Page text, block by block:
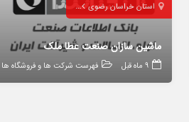
استان خراسان رضوی سبزوار
ماشین سازان صنعت عطا ملک
9 ماه قبل فهرست شرکت ها و فروشگاه ها